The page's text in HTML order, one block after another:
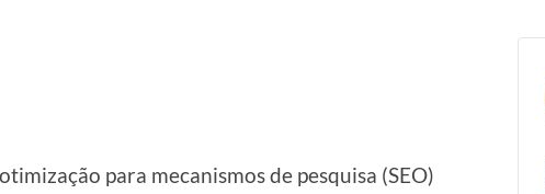
para mecanismos de pesquisa (SEO)